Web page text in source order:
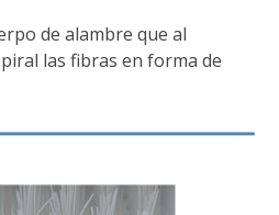
de alambre que al
las fibras en forma de